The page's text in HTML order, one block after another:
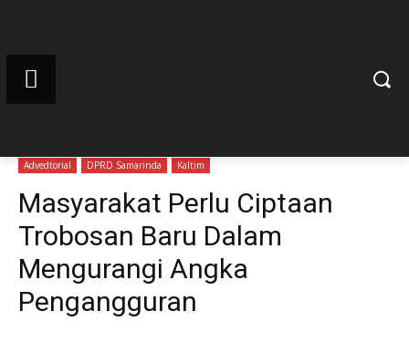
Advedtorial DPRD Samarinda Kaltim
Masyarakat Perlu Ciptaan
Trobosan Baru Dalam
Mengurangi Angka
Pengangguran